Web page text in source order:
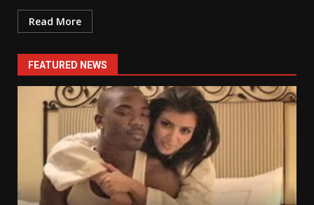
Read More
FEATURED NEWS